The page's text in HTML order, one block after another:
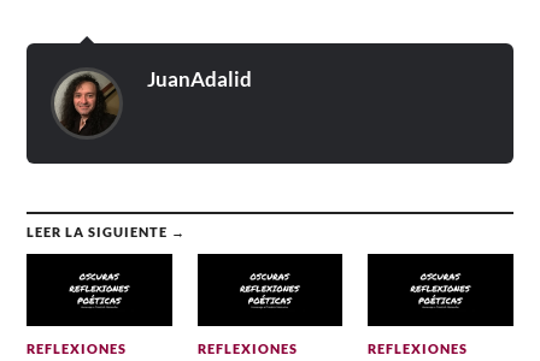
JuanAdalid
LEER LA SIGUIENTE →
REFLEXIONES REFLEXIONES REFLEXIONES